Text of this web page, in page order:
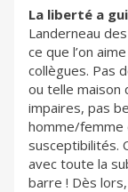
La liberté a
Landerneau
ce que l’on
collègues. Pas
ou telle maison
impaires, pas
homme/femme
susceptibilités.
avec toute la
barre ! Dès